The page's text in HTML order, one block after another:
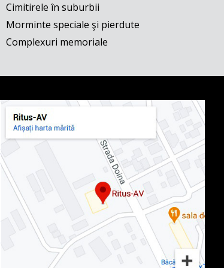
Cimitirele în suburbii
Morminte speciale şi pierdute
Complexuri memoriale